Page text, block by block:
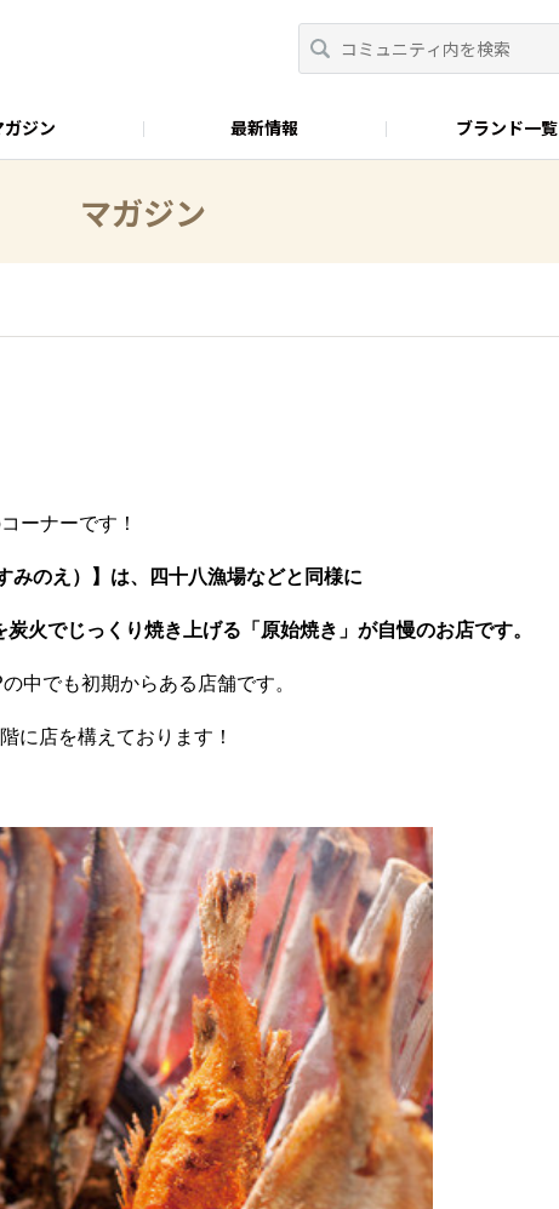
ガジン 最新情報 ブランド一覧
マガジン
ーナーです！
みのえ）】は、四十八漁場などと同様に
火でじっくり焼き上げる「原始焼き」が自慢のお店です。
中でも初期からある店舗です。
に店を構えております！